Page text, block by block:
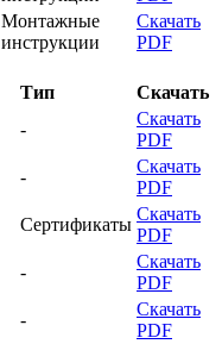
Монтажные
инструкции
Скачать
PDF
Тип
Скачать
-
Скачать
PDF
-
Скачать
PDF
Сертификаты
Скачать
PDF
-
Скачать
PDF
-
Скачать
PDF